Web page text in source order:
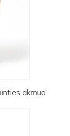
akmuo”